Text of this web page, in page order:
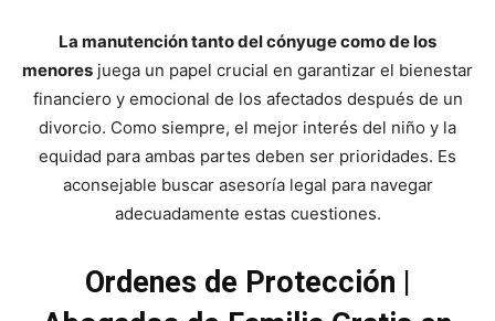
La manutención tanto del cónyuge como de los
menores juega un papel crucial en garantizar el bienestar
financiero y emocional de los afectados después de un
divorcio. Como siempre, el mejor interés del niño y la
equidad para ambas partes deben ser prioridades. Es
aconsejable buscar asesoría legal para navegar
adecuadamente estas cuestiones.
Ordenes de Protección |